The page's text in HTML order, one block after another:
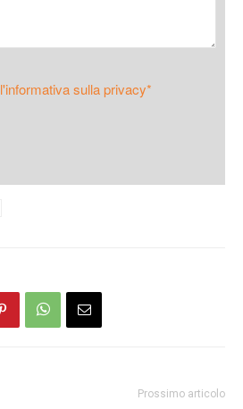
l'informativa sulla privacy*
Prossimo articolo